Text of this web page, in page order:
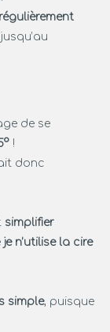
jusqu’au
de se
!
donc
simplifier
je n’utilise la cire
simple, puisque